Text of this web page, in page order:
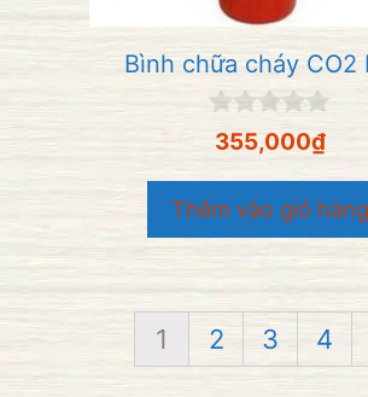
Bình chữa cháy CO2
0
n
g
o
à
i
355,000₫
Thêm vào giỏ hàng
1 2 3 4